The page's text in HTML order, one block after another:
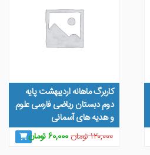
کاربرگ ماهانه اردیبهشت پایه
دوم دبستان ریاضی فارسی علوم
و هدیه های آسمانی
۱۲۰,۰۰۰تومانقیمت
۶۰,۰۰۰تومانقیمت